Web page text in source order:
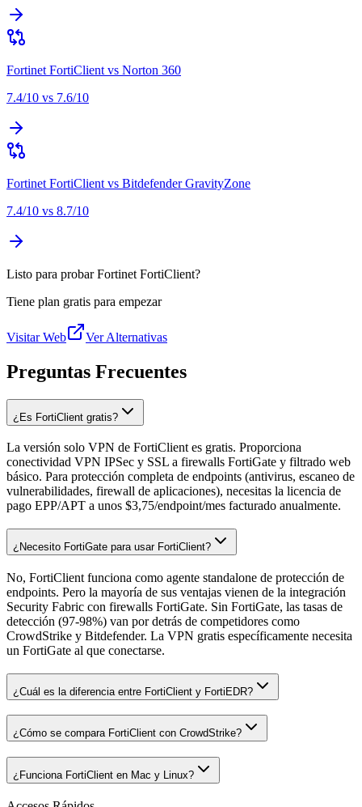
Fortinet FortiClient vs Norton 360
7.4/10 vs 7.6/10
Fortinet FortiClient vs Bitdefender GravityZone
7.4/10 vs 8.7/10
Listo para probar Fortinet FortiClient?
Tiene plan gratis para empezar
Visitar Web Ver Alternativas
Preguntas Frecuentes
¿Es FortiClient gratis?
La versión solo VPN de FortiClient es gratis. Proporciona
conectividad VPN IPSec y SSL a firewalls FortiGate y filtrado web
básico. Para protección completa de endpoints (antivirus, escaneo de
vulnerabilidades, firewall de aplicaciones), necesitas la licencia de
pago EPP/APT a unos $3,75/endpoint/mes facturado anualmente.
¿Necesito FortiGate para usar FortiClient?
No, FortiClient funciona como agente standalone de protección de
endpoints. Pero la mayoría de sus ventajas vienen de la integración
Security Fabric con firewalls FortiGate. Sin FortiGate, las tasas de
detección (97-98%) van por detrás de competidores como
CrowdStrike y Bitdefender. La VPN gratis específicamente necesita
un FortiGate al que conectarse.
¿Cuál es la diferencia entre FortiClient y FortiEDR?
¿Cómo se compara FortiClient con CrowdStrike?
¿Funciona FortiClient en Mac y Linux?